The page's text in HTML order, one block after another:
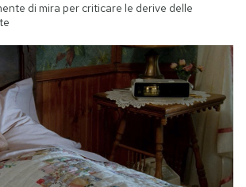
di mira per criticare le derive delle